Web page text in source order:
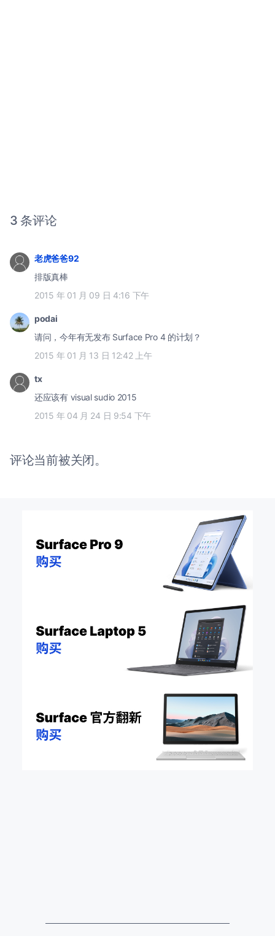
3 条评论
老虎爸爸92
排版真棒
2015 年 01 月 09 日 4:16 下午
podai
请问，今年有无发布 Surface Pro 4 的计划？
2015 年 01 月 13 日 12:42 上午
tx
还应该有 visual sudio 2015
2015 年 04 月 24 日 9:54 下午
评论当前被关闭。